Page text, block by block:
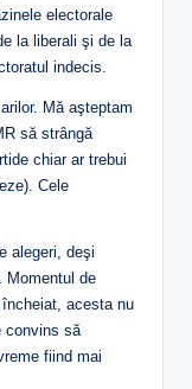
electorale
la liberali şi de la
indecis.
Mă aşteptam
să strângă
chiar ar trebui
Cele
alegeri, deşi
Momentul de
acesta nu
convins să
fiind mai